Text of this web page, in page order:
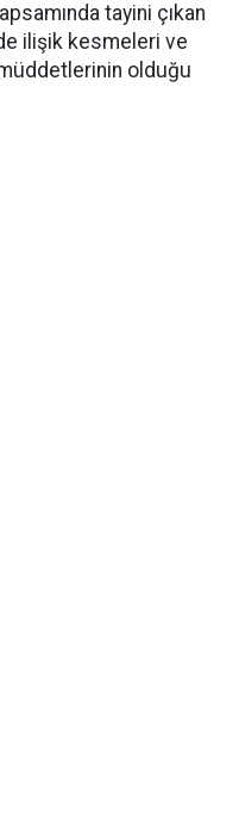
tayini çıkan
ilişik kesmeleri ve
olduğu